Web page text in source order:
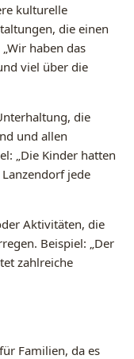
kulturelle
die einen
haben das
viel über die
die
und allen
„Die Kinder hatten
jede
Aktivitäten, die
Beispiel: „Der
zahlreiche
Familien, da es